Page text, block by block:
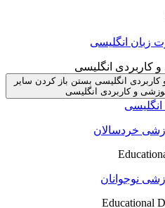
زبان انگلیسی
کاربردی انگلیسی
کاربردی انگلیسی بستن باز کردن سایر
و کاربردی انگلیسی
خردسالان
نوجوانان
Educational